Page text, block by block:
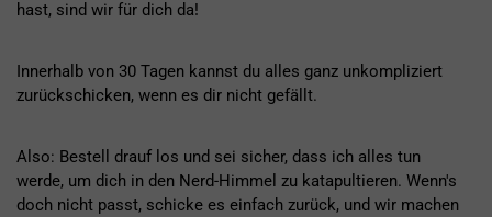
hast, sind wir für dich da!
Innerhalb von 30 Tagen kannst du alles ganz unkompliziert
zurückschicken, wenn es dir nicht gefällt.
Also: Bestell drauf los und sei sicher, dass ich alles tun
werde, um dich in den Nerd-Himmel zu katapultieren. Wenn's
doch nicht passt, schicke es einfach zurück, und wir machen